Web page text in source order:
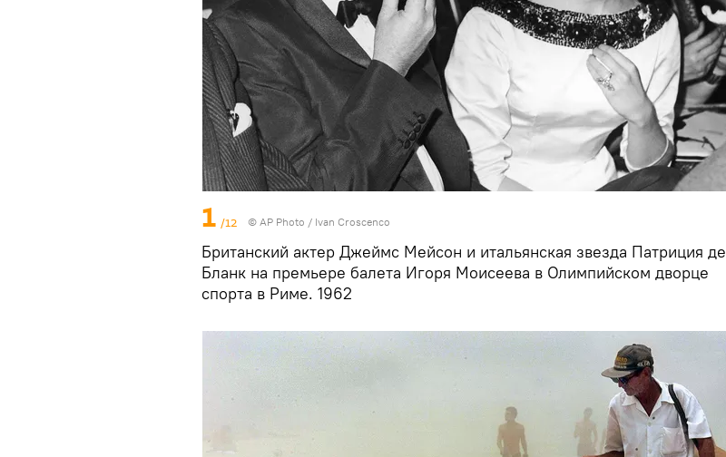
1 /12 © AP Photo / Ivan Croscenco
Британский актер Джеймс Мейсон и итальянская звезда Патриция де
Бланк на премьере балета Игоря Моисеева в Олимпийском дворце
спорта в Риме. 1962